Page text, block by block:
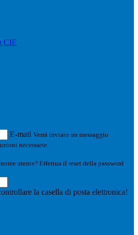
CIE
E-mail Verrà inviato un messaggio
necessarie.
utente? Effettua il reset della password
la casella di posta elettronica!